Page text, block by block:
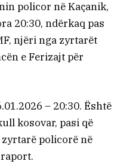
policor në Kaçanik,
20:30, ndërkaq pas
njëri nga zyrtarët
e Ferizajt për
– 20:30. Është
kosovar, pasi që
policorë në